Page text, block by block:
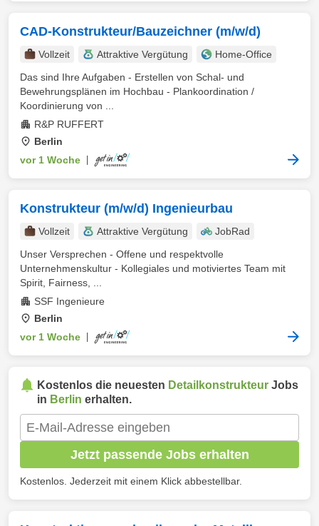
CAD-Konstrukteur/Bauzeichner (m/w/d)
Vollzeit Attraktive Vergütung
Home-Office
Das sind Ihre Aufgaben - Erstellen von Schal- und
Bewehrungsplänen im Hochbau - Plankoordination /
Koordinierung von ...
R&P RUFFERT
Berlin
vor 1 Woche
Konstrukteur (m/w/d) Ingenieurbau
Vollzeit Attraktive Vergütung
JobRad
Unser Versprechen - Offene und respektvolle
Unternehmenskultur - Kollegiales und motiviertes Team mit
Spirit, Fairness, ...
SSF Ingenieure
Berlin
vor 1 Woche
Kostenlos die neuesten Detailkonstrukteur Jobs
in Berlin erhalten.
Jetzt passende Jobs erhalten
Kostenlos. Jederzeit mit einem Klick abbestellbar.